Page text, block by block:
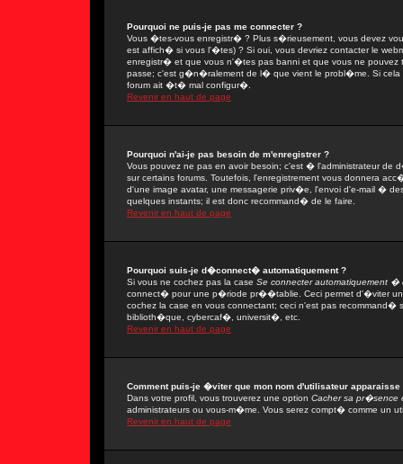
Pourquoi ne puis-je pas me connecter ?
Vous �tes-vous enregistr� ? Plus s�rieusement, vous devez
est affich� si vous l'�tes) ? Si oui, vous devriez contacter le
enregistr� et que vous n'�tes pas banni et que vous ne pouvez
passe; c'est g�n�ralement de l� que vient le probl�me. Si cela
forum ait �t� mal configur�.
Revenir en haut de page
Pourquoi n'ai-je pas besoin de m'enregistrer ?
Vous pouvez ne pas en avoir besoin; c'est � l'administrateur de
sur certains forums. Toutefois, l'enregistrement vous donnera
d'une image avatar, une messagerie priv�e, l'envoi d'e-mail �
quelques instants; il est donc recommand� de le faire.
Revenir en haut de page
Pourquoi suis-je d�connect� automatiquement ?
Si vous ne cochez pas la case Se connecter automatiquement �
connect� pour une p�riode pr��tablie. Ceci permet d'�viter
cochez la case en vous connectant; ceci n'est pas
biblioth�que, cybercaf�, universit�, etc.
Revenir en haut de page
Comment puis-je �viter que mon nom d'utilisateur
Dans votre profil, vous trouverez une option Cacher sa pr�sence
administrateurs ou vous-m�me. Vous serez compt� comme un
Revenir en haut de page